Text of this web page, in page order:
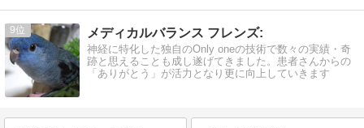
9 メディカルバランス フレンズ:
神経に特化した独自のOnly oneの技術で数々の実績・奇
跡と思えることも成し遂げてきました。患者さんからの
「ありがとう」が活力となり更に向上していきます